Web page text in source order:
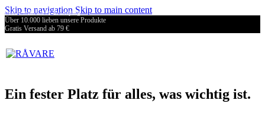
Skip to navigation Skip to main content
Made with Love in Leipzig
Über 10.000 lieben unsere Produkte
Gratis Versand ab 79 €
Ein fester Platz für alles, was wichtig ist.